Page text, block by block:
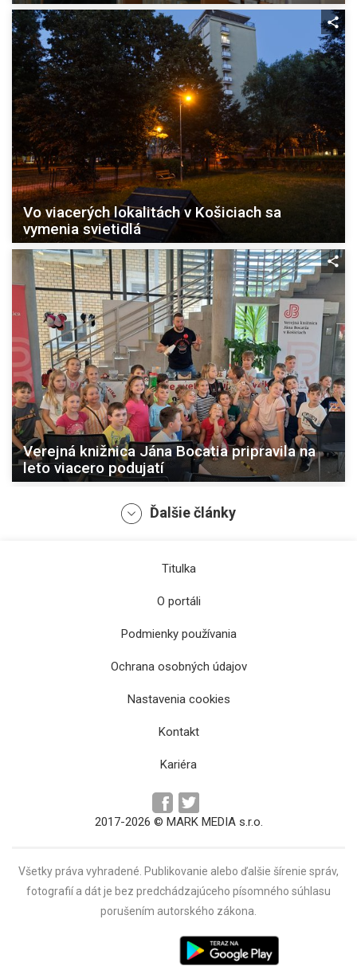
Vo viacerých lokalitách v Košiciach sa
vymenia svietidlá
Verejná knižnica Jána Bocatia pripravila na
leto viacero podujatí
Košická knižnica prekonala rekord
najvyššieho stohu z kníh
rokov atraktívnymi podujatiami
Ďalšie články
Titulka
O portáli
Podmienky používania
Ochrana osobných údajov
Nastavenia cookies
Kontakt
Kariéra
2017-2026 © MARK MEDIA s.r.o.
Všetky práva vyhradené. Publikovanie alebo ďalšie šírenie správ,
fotografií a dát je bez predchádzajúceho písomného súhlasu
porušením autorského zákona.